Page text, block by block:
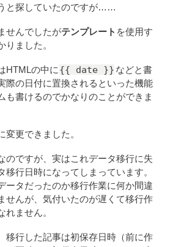
と探していたのですが……
せんでしたがテンプレート を使用す
りました。
HTMLの中に {{ date }} などと書
際の日付に置換されるといった機能
も書けるのでかなりのことができま
変更できました。
のですが、実はこれデータ移行に失
移行日時になってしまっています。
ータだったのか移行作業に何か間違
せんが、気付いたのが遅くて移行作
れません。
移行した記事は初保存日時（前に作